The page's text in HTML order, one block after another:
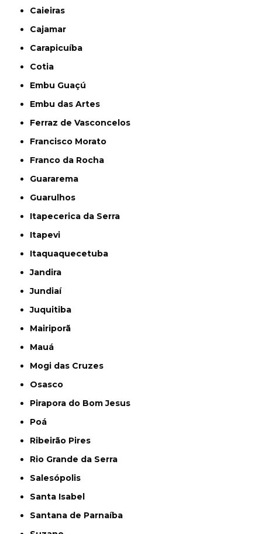
Caieiras
Cajamar
Carapicuíba
Cotia
Embu Guaçú
Embu das Artes
Ferraz de Vasconcelos
Francisco Morato
Franco da Rocha
Guararema
Guarulhos
Itapecerica da Serra
Itapevi
Itaquaquecetuba
Jandira
Jundiaí
Juquitiba
Mairiporã
Mauá
Mogi das Cruzes
Osasco
Pirapora do Bom Jesus
Poá
Ribeirão Pires
Rio Grande da Serra
Salesópolis
Santa Isabel
Santana de Parnaíba